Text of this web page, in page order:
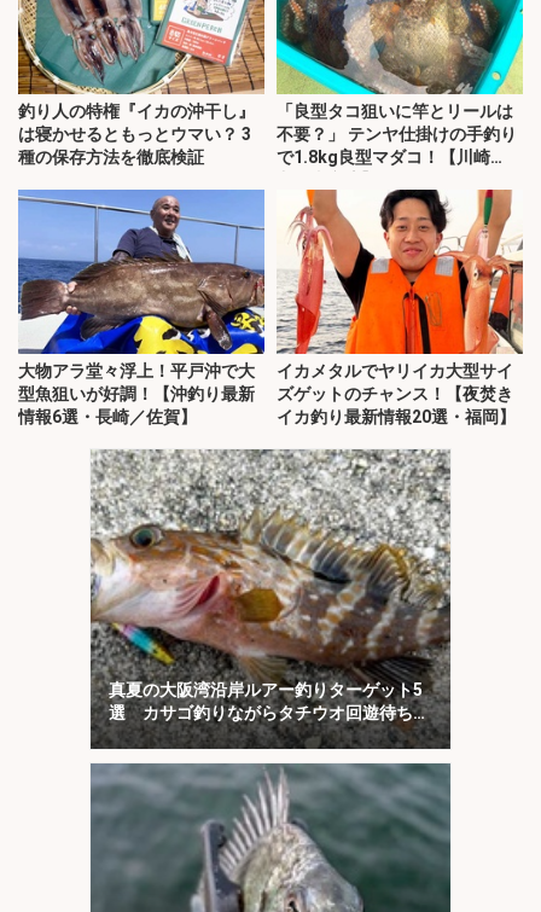
釣り人の特権『イカの沖干し』
は寝かせるともっとウマい？ 3
種の保存方法を徹底検証
「良型タコ狙いに竿とリールは
不要？」 テンヤ仕掛けの手釣り
で1.8kg良型マダコ！【川崎
大物アラ堂々浮上！平戸沖で大
型魚狙いが好調！【沖釣り最新
情報6選・長崎／佐賀】
イカメタルでヤリイカ大型サイ
ズゲットのチャンス！【夜焚き
イカ釣り最新情報20選・福岡】
真夏の大阪湾沿岸ルアー釣りターゲット5
選 カサゴ釣りながらタチウオ回遊待ちが
オススメ？